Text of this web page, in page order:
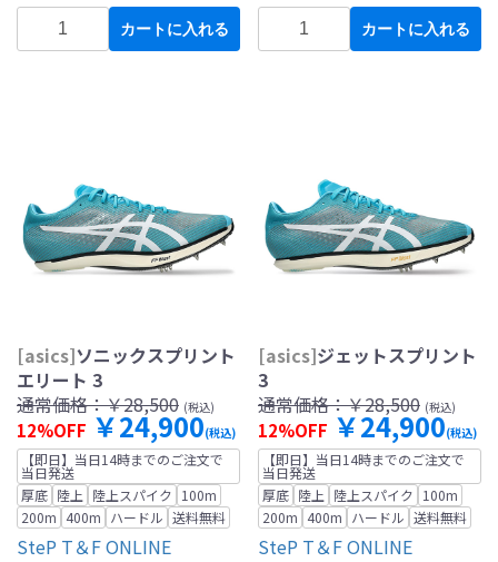
カートに入れる カートに入れる
[asics]ソニックスプリント
エリート 3
通常価格：￥28,500 (税込)
12%OFF ￥24,900(税込)
【即日】当日14時までのご注文で
当日発送
厚底 陸上 陸上スパイク 100m
200m 400m ハードル 送料無料
SteP T＆F ONLINE
[asics]ジェットスプリント
3
通常価格：￥28,500 (税込)
12%OFF ￥24,900(税込)
【即日】当日14時までのご注文で
当日発送
厚底 陸上 陸上スパイク 100m
200m 400m ハードル 送料無料
SteP T＆F ONLINE